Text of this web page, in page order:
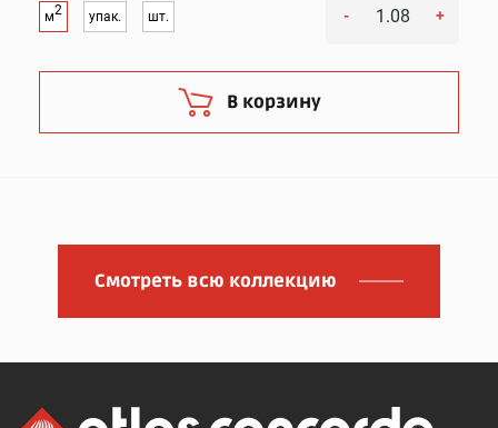
м2 упак. шт. - +
В корзину
Смотреть всю коллекцию